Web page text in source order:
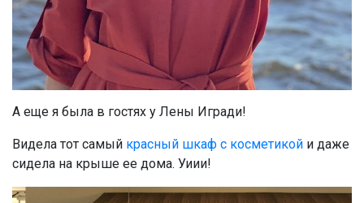
А еще я была в гостях у Лены Игради!
Видела тот самый красный шкаф с косметикой и даже
сидела на крыше ее дома. Уиии!